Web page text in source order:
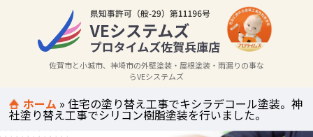
佐賀市と小城市、神埼市の外壁塗装・屋根塗装・雨漏りの事な
らVEシステムズ
ホーム »住宅の塗り替え工事でキシラデコール塗装。神
社塗り替え工事でシリコン樹脂塗装を行いました。